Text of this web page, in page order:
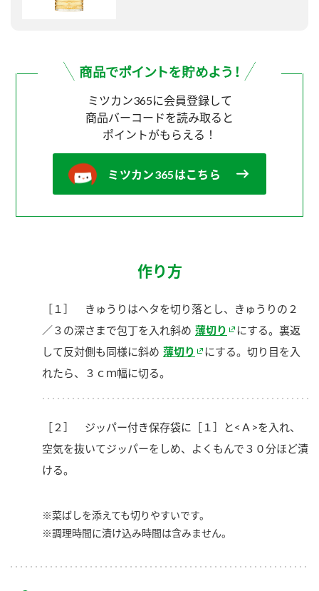
ミツカン365に会員登録して
商品バーコードを読み取ると
ポイントがもらえる！
ミツカン365はこちら
作り方
［１］ きゅうりはヘタを切り落とし、きゅうりの２
／３の深さまで包丁を入れ斜め 薄切り
にする。裏返
して反対側も同様に斜め 薄切り
にする。切り目を入
れたら、３ｃｍ幅に切る。
［２］ ジッパー付き保存袋に［１］と<Ａ>を入れ、
空気を抜いてジッパーをしめ、よくもんで３０分ほど漬
ける。
※菜ばしを添えても切りやすいです。
※調理時間に漬け込み時間は含みません。